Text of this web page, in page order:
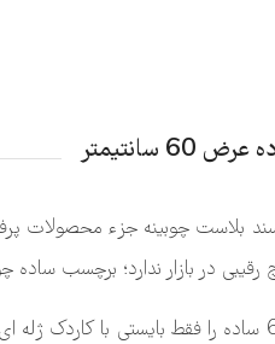
بلاست چوبینه جزء محصولات
در بازار ندارد؛ برچسب ساده چوبینه
برچسب شیشه مات کن عرض 60 ساده را